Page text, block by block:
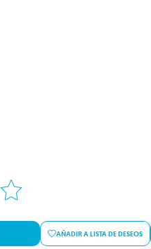
AÑADIR A LISTA DE DESEOS